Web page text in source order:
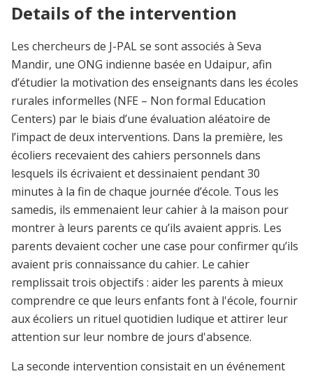
Details of the intervention
Les chercheurs de J-PAL se sont associés à Seva
Mandir, une ONG indienne basée en Udaipur, afin
d’étudier la motivation des enseignants dans les écoles
rurales informelles (NFE – Non formal Education
Centers) par le biais d’une évaluation aléatoire de
l’impact de deux interventions. Dans la première, les
écoliers recevaient des cahiers personnels dans
lesquels ils écrivaient et dessinaient pendant 30
minutes à la fin de chaque journée d’école. Tous les
samedis, ils emmenaient leur cahier à la maison pour
montrer à leurs parents ce qu’ils avaient appris. Les
parents devaient cocher une case pour confirmer qu’ils
avaient pris connaissance du cahier. Le cahier
remplissait trois objectifs : aider les parents à mieux
comprendre ce que leurs enfants font à l'école, fournir
aux écoliers un rituel quotidien ludique et attirer leur
attention sur leur nombre de jours d'absence.
La seconde intervention consistait en un événement